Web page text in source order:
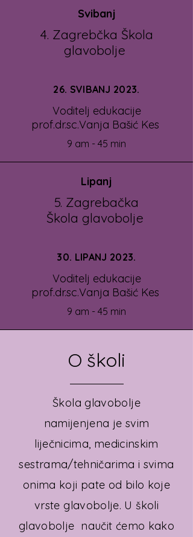
Svibanj
4. Zagrebčka Škola
glavobolje
26. SVIBANJ 2023.
Voditelj edukacije
prof.dr.sc.Vanja Bašić Kes
9 am - 45 min
Lipanj
5. Zagrebačka
Škola glavobolje
30. LIPANJ 2023.
Voditelj edukacije
prof.dr.sc.Vanja Bašić Kes
9 am - 45 min
O školi
Škola glavobolje
namijenjena je svim
liječnicima, medicinskim
sestrama/tehničarima i svima
onima koji pate od bilo koje
vrste glavobolje. U školi
glavobolje naučit ćemo kako